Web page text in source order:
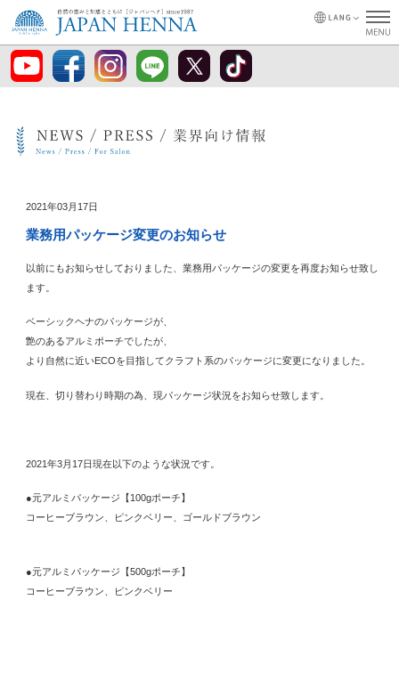
2021年03月17日
業務用パッケージ変更のお知らせ
以前にもお知らせしておりました、業務用パッケージの変更を再度お知らせ致し
ます。
ベーシックヘナのパッケージが、
艶のあるアルミポーチでしたが、
より自然に近いECOを目指してクラフト系のパッケージに変更になりました。
現在、切り替わり時期の為、現パッケージ状況をお知らせ致します。
2021年3月17日現在以下のような状況です。
●元アルミパッケージ【100gポーチ】
コーヒーブラウン、ピンクベリー、ゴールドブラウン
●元アルミパッケージ【500gポーチ】
コーヒーブラウン、ピンクベリー